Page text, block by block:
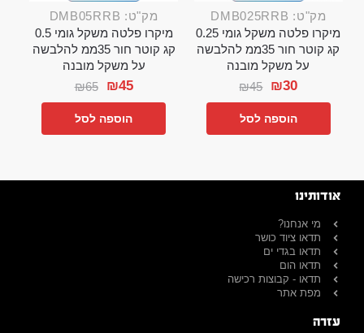
מק"ט: DMB025RRB
מיקרו פלטה משקל גומי 0.25
קג קוטר חור 35ממ להלבשה
על משקל מובנה
₪45 ₪30
הוספה לסל
מק"ט: DMB05RRB
מיקרו פלטה משקל גומי 0.5
קג קוטר חור 35ממ להלבשה
על משקל מובנה
₪65 ₪45
הוספה לסל
אודותינו
מי אנחנו?
תדאו ציוד כושר
תדאו בגדי ים
תדאו הום
תדאו - קבוצות רכישה
מפת אתר
עזרה